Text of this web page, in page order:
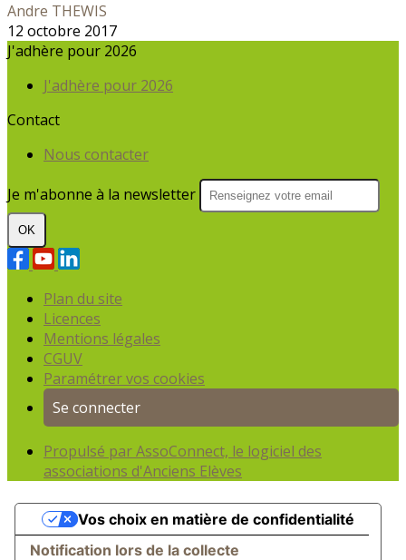
Andre THEWIS
12 octobre 2017
J'adhère pour 2026
J'adhère pour 2026
Contact
Nous contacter
Je m'abonne à la newsletter
OK
Plan du site
Licences
Mentions légales
CGUV
Paramétrer vos cookies
Se connecter
Propulsé par AssoConnect, le logiciel des
associations d'Anciens Elèves
Notification lors de la collecte
Vos choix en matière de confidentialité